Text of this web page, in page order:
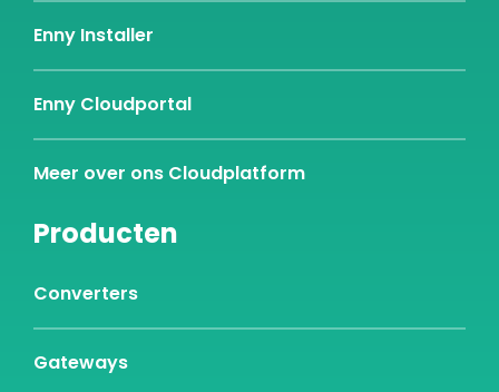
Enny Installer
Enny Cloudportal
Meer over ons Cloudplatform
Producten
Converters
Gateways